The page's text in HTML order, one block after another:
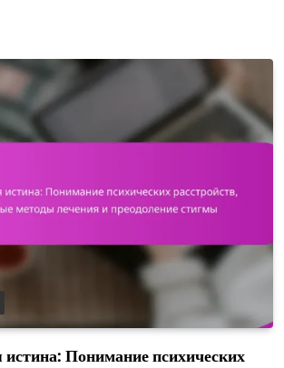
Понимание психических